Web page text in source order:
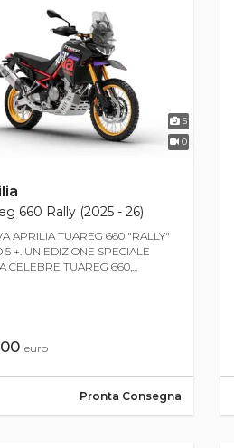
5
0
660 Rally (2025 - 26)
APRILIA TUAREG 660 "RALLY"
5 +. UN'EDIZIONE SPECIALE
CELEBRE TUAREG 660,...
euro
Pronta Consegna